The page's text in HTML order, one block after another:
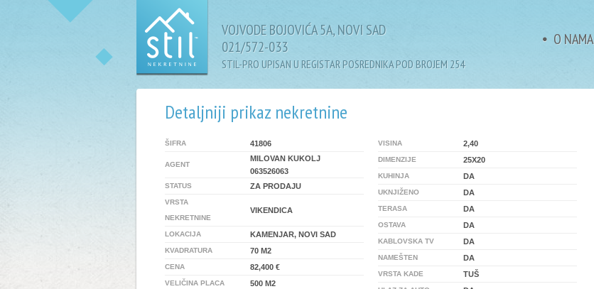
O NAMA
VOJVODE BOJOVIĆA 5A, NOVI SAD
021/572-033
STIL-PRO UPISAN U REGISTAR POSREDNIKA POD BROJEM 254
Detaljniji prikaz nekretnine
ŠIFRA 41806
AGENT
MILOVAN KUKOLJ
063526063
STATUS ZA PRODAJU
VRSTA
NEKRETNINE
VIKENDICA
LOKACIJA KAMENJAR, NOVI SAD
KVADRATURA 70 M2
CENA 82,400 €
VELIČINA PLACA 500 M2
VISINA 2,40
DIMENZIJE 25X20
KUHINJA DA
UKNJIŽENO DA
TERASA DA
OSTAVA DA
KABLOVSKA TV DA
NAMEŠTEN DA
VRSTA KADE TUŠ